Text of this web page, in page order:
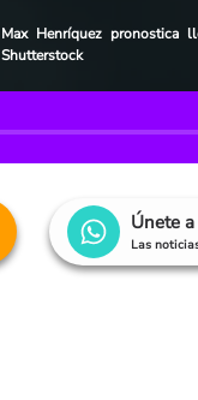
Max Henríquez
Shutterstock
Únete
Las